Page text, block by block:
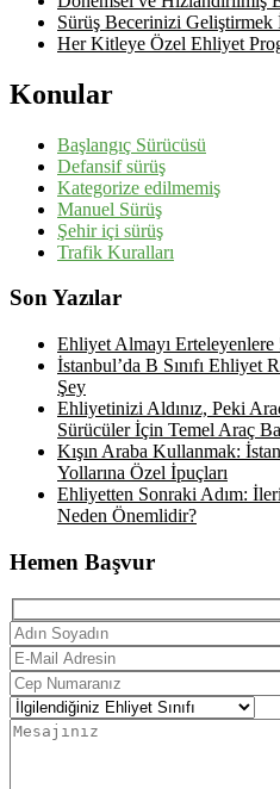
Sürüş Becerinizi
Her Kitleye Özel Ehliyet
Konular
Başlangıç Sürücüsü
Defansif sürüş
Kategorize edilmemiş
Manuel Sürüş
Şehir içi sürüş
Trafik Kuralları
Son Yazılar
Ehliyet Almayı
İstanbul’da B Sınıfı Ehliyet
Şey
Ehliyetinizi Aldınız, Peki
Sürücüler İçin Temel Araç
Kışın Araba Kullanmak:
Yollarına Özel İpuçları
Ehliyetten Sonraki Adım:
Neden Önemlidir?
Hemen Başvur